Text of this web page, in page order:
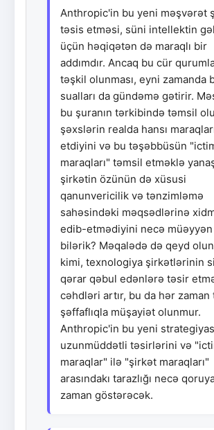
Anthropic'in bu yeni məşvərət
təsis etməsi, süni intellektin
üçün həqiqətən də maraqlı bir
addımdır. Ancaq bu cür
təşkil olunması, eyni zamanda
sualları da gündəmə gətirir.
bu şuranın tərkibində təmsil
şəxslərin realda hansı
etdiyini və bu təşəbbüsün
maraqları" təmsil etməklə
şirkətin özünün də xüsusi
qanunvericilik və tənzimləmə
sahəsindəki məqsədlərinə
edib-etmədiyini necə
bilərik? Məqalədə də qeyd
kimi, texnologiya şirkətlərinin
qərar qəbul edənlərə təsir
cəhdləri artır, bu da hər zaman
şəffaflıqla müşayiət olunmur.
Anthropic'in bu yeni
uzunmüddətli təsirlərini və
maraqlar" ilə "şirkət maraqları"
arasındakı tarazlığı necə
zaman göstərəcək.